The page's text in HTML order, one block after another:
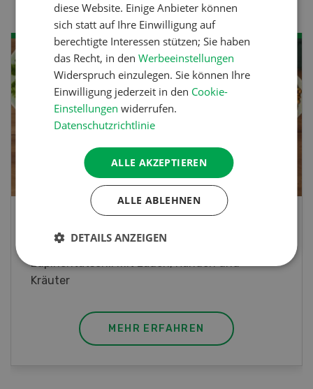
mit Lauch, Randen und
MEHR ERFAHREN
Frühlingsrollen
diese Website. Einige Anbieter können
sich statt auf Ihre Einwilligung auf
berechtigte Interessen stützen; Sie haben
das Recht, in denWerbeeinstellungen
Widerspruch einzulegen. Sie können Ihre
Einwilligung jederzeit in den Cookie-
Einstellungen widerrufen.
Datenschutzrichtlinie
ALLE AKZEPTIEREN
ALLE ABLEHNEN
DETAILS ANZEIGEN